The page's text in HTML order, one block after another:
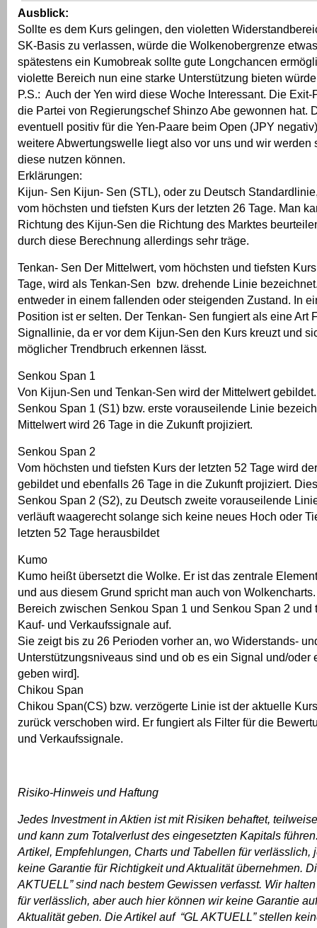
Ausblick:
Sollte es dem Kurs gelingen, den violetten
SK-Basis zu verlassen, würde die Wolkenobergrenze
spätestens ein Kumobreak sollte gute Longchancen
violette Bereich nun eine starke Unterstützung bieten
P.S.: Auch der Yen wird diese Woche Interessant. Die
die Partei von Regierungschef Shinzo Abe gewonnen hat.
eventuell positiv für die Yen-Paare beim Open (JPY
weitere Abwertungswelle liegt also vor uns und wir werden
diese nutzen können.
Erklärungen:
Kijun- Sen Kijun- Sen (STL), oder zu Deutsch
vom höchsten und tiefsten Kurs der letzten 26 Tage. Man
Richtung des Kijun-Sen die Richtung des Marktes
durch diese Berechnung allerdings sehr träge.
Tenkan- Sen Der Mittelwert, vom höchsten und tiefsten
Tage, wird als Tenkan-Sen bzw. drehende Linie
entweder in einem fallenden oder steigenden Zustand. In
Position ist er selten. Der Tenkan- Sen fungiert als eine Art
Signallinie, da er vor dem Kijun-Sen den Kurs kreuzt und
möglicher Trendbruch erkennen lässt.
Senkou Span 1
Von Kijun-Sen und Tenkan-Sen wird der Mittelwert
Senkou Span 1 (S1) bzw. erste vorauseilende Linie
Mittelwert wird 26 Tage in die Zukunft projiziert.
Senkou Span 2
Vom höchsten und tiefsten Kurs der letzten 52 Tage wird
gebildet und ebenfalls 26 Tage in die Zukunft projiziert.
Senkou Span 2 (S2), zu Deutsch zweite vorauseilende
verläuft waagerecht solange sich keine neues Hoch oder
letzten 52 Tage herausbildet
Kumo
Kumo heißt übersetzt die Wolke. Er ist das zentrale
und aus diesem Grund spricht man auch von
Bereich zwischen Senkou Span 1 und Senkou Span 2 und
Kauf- und Verkaufssignale auf.
Sie zeigt bis zu 26 Perioden vorher an, wo Widerstands-
Unterstützungsniveaus sind und ob es ein Signal und/oder
geben wird].
Chikou Span
Chikou Span(CS) bzw. verzögerte Linie ist der aktuelle
zurück verschoben wird. Er fungiert als Filter für die
und Verkaufssignale.
Risiko-Hinweis und Haftung
Jedes Investment in Aktien ist mit Risiken behaftet,
und kann zum Totalverlust des eingesetzten Kapitals
Artikel, Empfehlungen, Charts und Tabellen für verlässlich,
keine Garantie für Richtigkeit und Aktualität übernehmen.
AKTUELL” sind nach bestem Gewissen verfasst. Wir
für verlässlich, aber auch hier können wir keine Garantie
Aktualität geben. Die Artikel auf “GL AKTUELL”stellen